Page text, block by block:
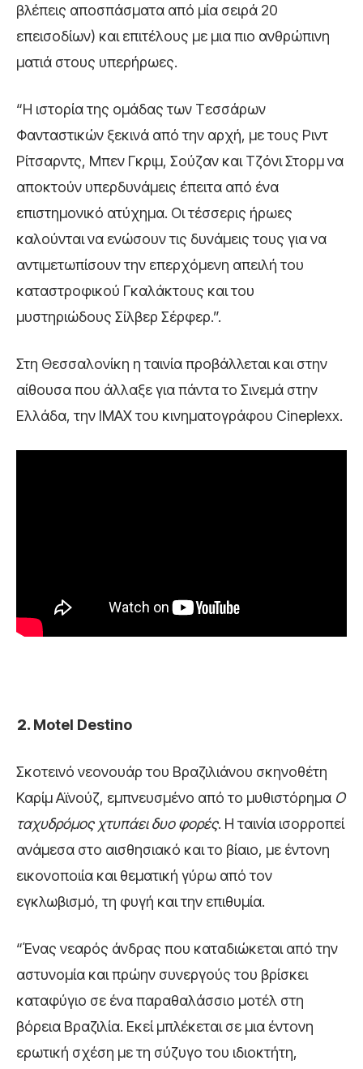
βλέπεις αποσπάσματα από μία σειρά 20
επεισοδίων) και επιτέλους με μια πιο ανθρώπινη
ματιά στους υπερήρωες.
“Η ιστορία της ομάδας των Τεσσάρων
Φανταστικών ξεκινά από την αρχή, με τους Ριντ
Ρίτσαρντς, Μπεν Γκριμ, Σούζαν και Τζόνι Στορμ να
αποκτούν υπερδυνάμεις έπειτα από ένα
επιστημονικό ατύχημα. Οι τέσσερις ήρωες
καλούνται να ενώσουν τις δυνάμεις τους για να
αντιμετωπίσουν την επερχόμενη απειλή του
καταστροφικού Γκαλάκτους και του
μυστηριώδους Σίλβερ Σέρφερ.”.
Στη Θεσσαλονίκη η ταινία προβάλλεται και στην
αίθουσα που άλλαξε για πάντα το Σινεμά στην
Ελλάδα, την IMAX του κινηματογράφου Cineplexx.
Motel Destino
Σκοτεινό νεονουάρ του Βραζιλιάνου σκηνοθέτη
Καρίμ Αϊνούζ, εμπνευσμένο από το μυθιστόρημα Ο
ταχυδρόμος χτυπάει δυο φορές. Η ταινία ισορροπεί
ανάμεσα στο αισθησιακό και το βίαιο, με έντονη
εικονοποιία και θεματική γύρω από τον
εγκλωβισμό, τη φυγή και την επιθυμία.
“Ένας νεαρός άνδρας που καταδιώκεται από την
αστυνομία και πρώην συνεργούς του βρίσκει
καταφύγιο σε ένα παραθαλάσσιο μοτέλ στη
βόρεια Βραζιλία. Εκεί μπλέκεται σε μια έντονη
ερωτική σχέση με τη σύζυγο του ιδιοκτήτη,